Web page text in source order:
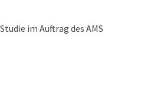
im Auftrag des AMS